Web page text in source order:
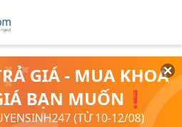
GIÁ - MUA KHOÁ
BẠN MUỐN❗
(TỪ 10-12/08)